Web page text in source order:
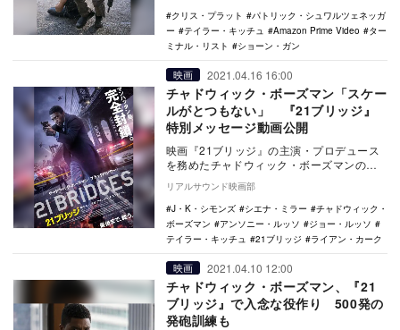
クリス・プラット
パトリック・シュワルツェネッガ
ー
テイラー・キッチュ Amazon Prime Video
ター
ミナル・リスト
ショーン・ガン
映画 2021.04.16 16:00
チャドウィック・ボーズマン「スケー
ルがとつもない」 『21ブリッジ』
特別メッセージ動画公開
映画『21ブリッジ』の主演・プロデュース
を務めたチャドウィック・ボーズマンの特
別メッセージ動画が公開された。 2020
年…
リアルサウンド映画部
J・K・シモンズ
シエナ・ミラー
チャドウィック・
ボーズマン
アンソニー・ルッソ
ジョー・ルッソ
テイラー・キッチュ
21ブリッジ ライアン・カーク
映画 2021.04.10 12:00
チャドウィック・ボーズマン、『21
ブリッジ』で入念な役作り 500発の
発砲訓練も